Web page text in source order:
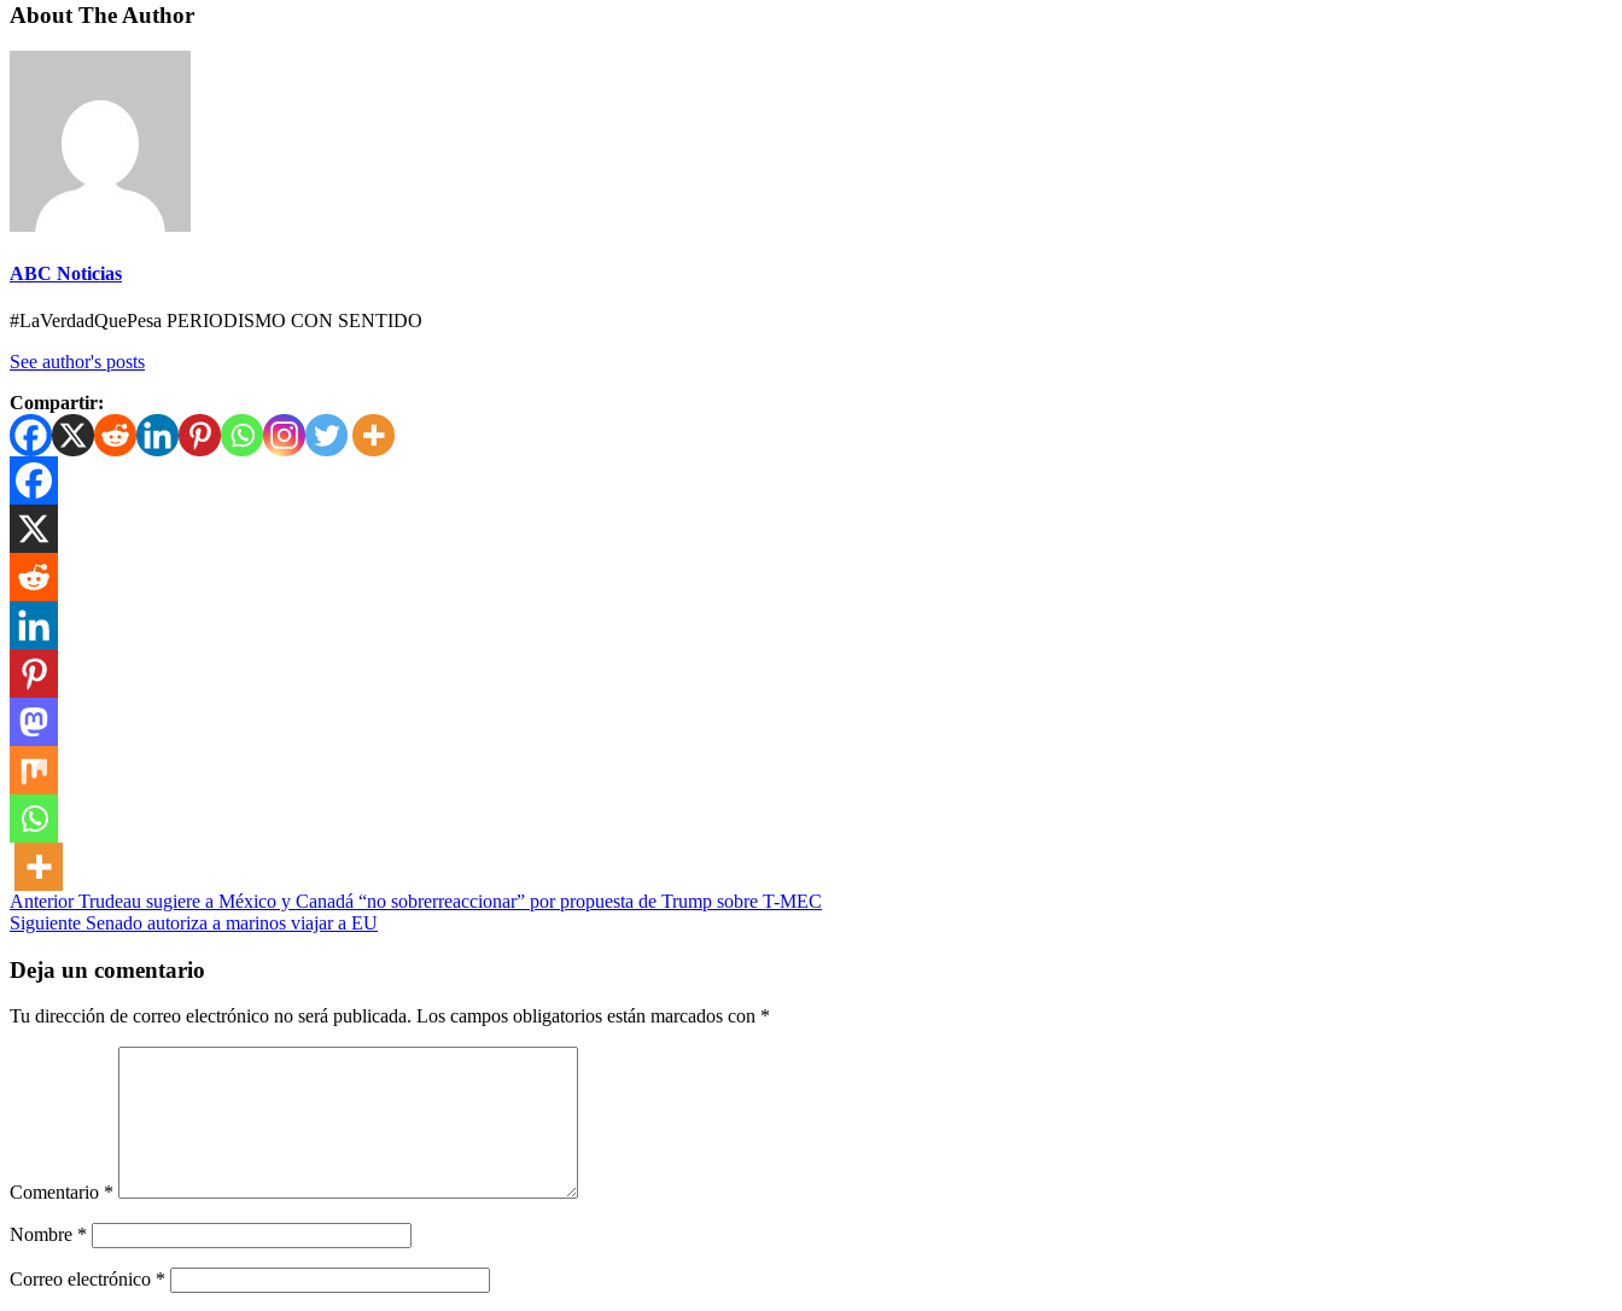
About The Author
ABC Noticias
#LaVerdadQuePesa PERIODISMO CON SENTIDO
See author's posts
Compartir:
Post
navigation
AnteriorTrudeau sugiere a México y Canadá “no sobrerreaccionar” por propuesta de Trump sobre T-MEC
Siguiente Senado autoriza a marinos viajar a EU
Deja un comentario
Tu dirección de correo electrónico no será publicada. Los campos obligatorios están marcados con *
Comentario *
Nombre *
Correo electrónico *